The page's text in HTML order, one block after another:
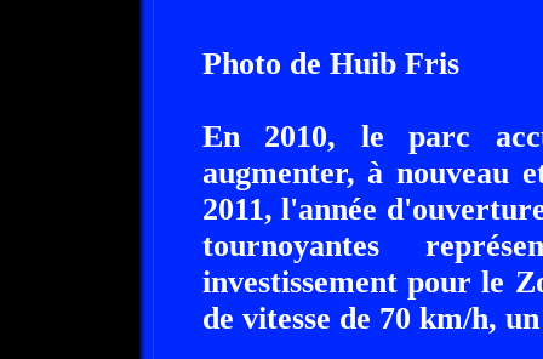
Photo de Huib Fris
En 2010, le parc
augmenter, à nouveau
2011, l'année
tournoyantes
investissement pour le
de vitesse de 70 km/h,